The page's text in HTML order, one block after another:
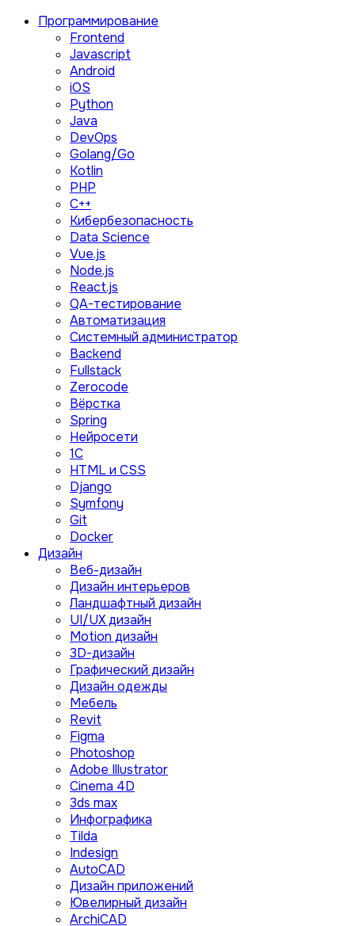
Программирование
Frontend
Javascript
Android
iOS
Python
Java
DevOps
Golang/Go
Kotlin
PHP
C++
Кибербезопасность
Data Science
Vue.js
Node.js
React.js
QA-тестирование
Автоматизация
Системный администратор
Backend
Fullstack
Zerocode
Вёрстка
Spring
Нейросети
1C
HTML и CSS
Django
Symfony
Git
Docker
Дизайн
Веб-дизайн
Дизайн интерьеров
Ландшафтный дизайн
UI/UX дизайн
Motion дизайн
3D-дизайн
Графический дизайн
Дизайн одежды
Мебель
Revit
Figma
Photoshop
Adobe Illustrator
Сinema 4D
3ds max
Инфографика
Tilda
Indesign
AutoCAD
Дизайн приложений
Ювелирный дизайн
ArchiCAD